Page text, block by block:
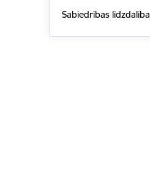
Sabiedrības līdzdalība